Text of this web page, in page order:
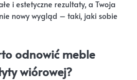
i estetyczne rezultaty, a Twoja
nowy wygląd – taki, jaki sobie
odnowić meble
wiórowej?